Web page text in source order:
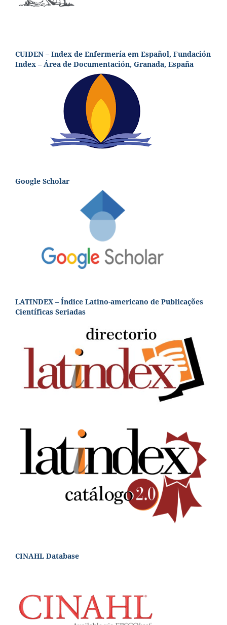
CUIDEN – Index de Enfermería em Español, Fundación
Index – Área de Documentación, Granada, España
Google Scholar
LATINDEX – Índice Latino-americano de Publicações
Científicas Seriadas
CINAHL Database